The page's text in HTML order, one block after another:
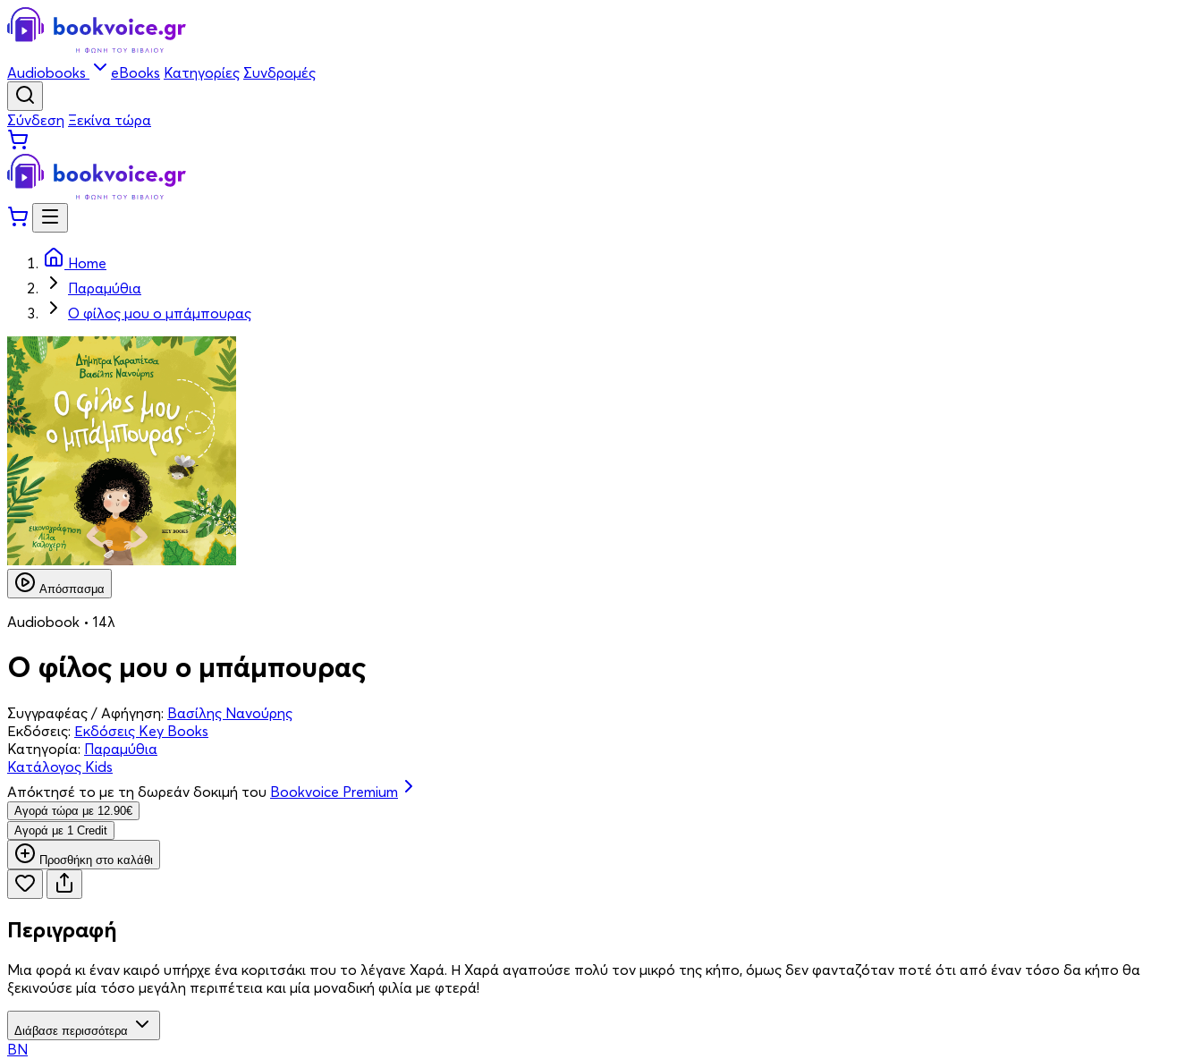
Audiobooks eBooks Κατηγορίες Συνδρομές
Σύνδεση Ξεκίνα τώρα
Home
Παραμύθια
Ο φίλος μου ο μπάμπουρας
Απόσπασμα
Audiobook • 14λ
Ο φίλος μου ο μπάμπουρας
Συγγραφέας / Αφήγηση: Βασίλης Νανούρης
Εκδόσεις: Εκδόσεις Key Books
Κατηγορία: Παραμύθια
Κατάλογος Kids
Απόκτησέ το με τη δωρεάν δοκιμή του Bookvoice Premium
Aγορά τώρα με 12.90€
Aγορά με 1 Credit
Προσθήκη στο καλάθι
Περιγραφή
Μια φορά κι έναν καιρό υπήρχε ένα κοριτσάκι που το λέγανε Χαρά. Η Χαρά αγαπούσε πολύ τον μικρό της κήπο, όμως δεν φανταζόταν ποτέ ότι από έναν τόσο δα κήπο θα
ξεκινούσε μία τόσο μεγάλη περιπέτεια και μία μοναδική φιλία με φτερά!
Διάβασε περισσότερα
ΒΝ